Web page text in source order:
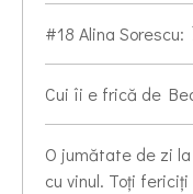
#18 Alina
Cui îi e frică de
O jumătate de zi
cu vinul. Toți fericiți